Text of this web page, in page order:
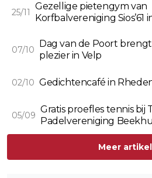
25/11
Gezellige pietengym van
Korfbalvereniging Sios’61
07/10
Dag van de Poort
plezier in Velp
02/10 Gedichtencafé in
05/09
Gratis proefles tennis bij
Padelvereniging
Meer